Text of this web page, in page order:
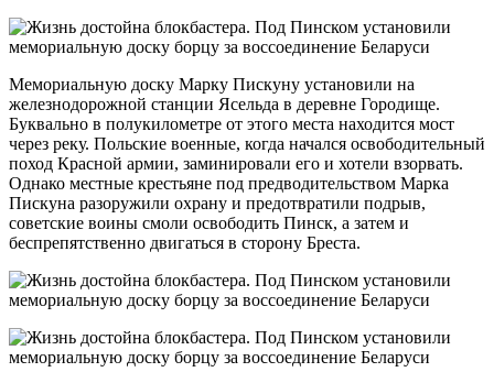
Мемориальную доску Марку Пискуну установили на
железнодорожной станции Ясельда в деревне Городище.
Буквально в полукилометре от этого места находится мост
через реку. Польские военные, когда начался освободительный
поход Красной армии, заминировали его и хотели взорвать.
Однако местные крестьяне под предводительством Марка
Пискуна разоружили охрану и предотвратили подрыв,
советские воины смоли освободить Пинск, а затем и
беспрепятственно двигаться в сторону Бреста.